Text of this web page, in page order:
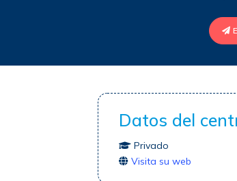
Datos del
Privado
Visita su web